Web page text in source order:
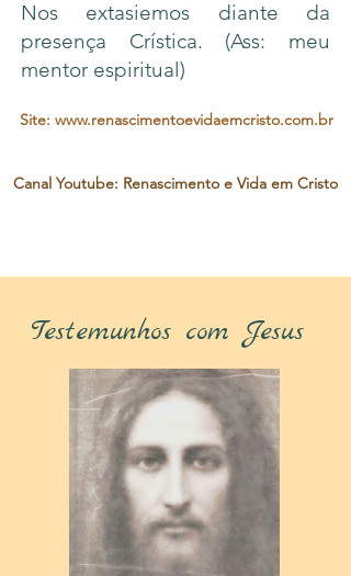
Nos extasiemos diante da
presença Crística. (Ass: meu
mentor espiritual)
Site: www.renascimentoevidaemcristo.com.br
Canal Youtube: Renascimento e Vida em Cristo
Testemunhos com Jesus